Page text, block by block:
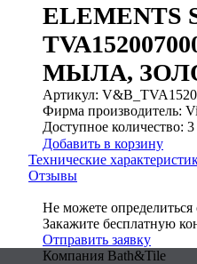
ELEMENTS
МЫЛА,
Артикул:
Фирма производитель:
Доступное количество:
Добавить в корзину
Технические
Отзывы
Не можете
Закажите бесплатную
Отправить заявку
Компания Bath&Tile